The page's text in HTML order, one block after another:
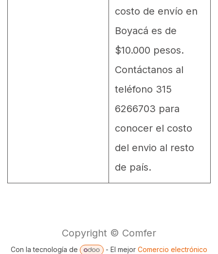
costo de envío en
Boyacá es de
$10.000 pesos.
Contáctanos al
teléfono 315
6266703 para
conocer el costo
del envio al resto
de país.
Copyright © Comfer
Con la tecnología de - El mejor Comercio electrónico